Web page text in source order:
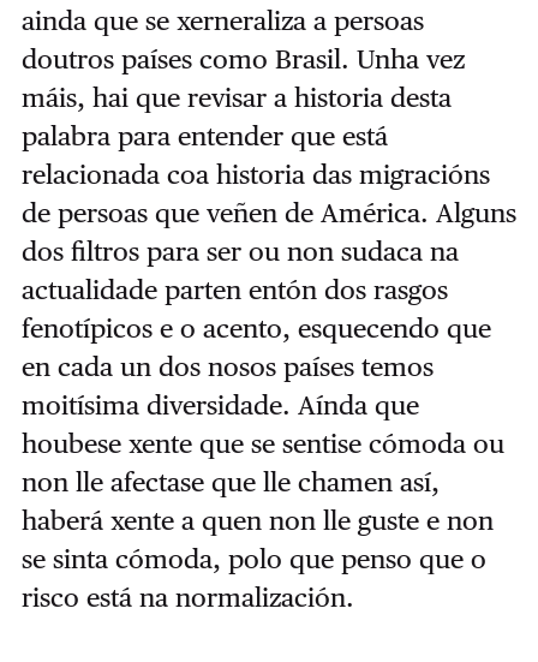
ainda que se xerneraliza a persoas
doutros países como Brasil. Unha vez
máis, hai que revisar a historia desta
palabra para entender que está
relacionada coa historia das migracións
de persoas que veñen de América. Alguns
dos filtros para ser ou non sudaca na
actualidade parten entón dos rasgos
fenotípicos e o acento, esquecendo que
en cada un dos nosos países temos
moitísima diversidade. Aínda que
houbese xente que se sentise cómoda ou
non lle afectase que lle chamen así,
haberá xente a quen non lle guste e non
se sinta cómoda, polo que penso que o
risco está na normalización.